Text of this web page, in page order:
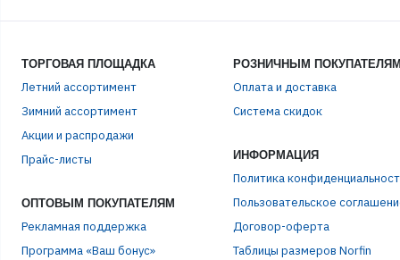
ТОРГОВАЯ ПЛОЩАДКА
Летний ассортимент
Зимний ассортимент
Акции и распродажи
Прайс-листы
ОПТОВЫМ ПОКУПАТЕЛЯМ
Рекламная поддержка
Программа «Ваш бонус»
РОЗНИЧНЫМ
Оплата и доставка
Система скидок
ИНФОРМАЦИЯ
Политика
Пользовательское
Договор-оферта
Таблицы размеров Norfin